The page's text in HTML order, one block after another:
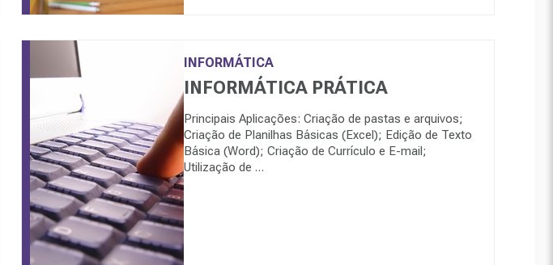
INFORMÁTICA
INFORMÁTICA PRÁTICA
Principais Aplicações: Criação de pastas e arquivos;
Criação de Planilhas Básicas (Excel); Edição de Texto
Básica (Word); Criação de Currículo e E-mail;
Utilização de …